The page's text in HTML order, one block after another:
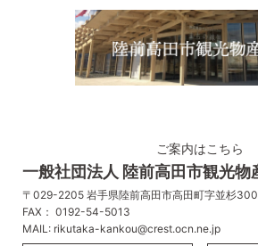
ご案内はこちら
一般社団法人 陸前高田市観光物
〒029-2205 岩手県陸前高田市高田町字並杉
FAX： 0192-54-5013
MAIL: rikutaka-kankou@crest.ocn.ne.jp